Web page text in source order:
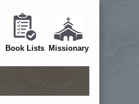
Book Lists Missionary